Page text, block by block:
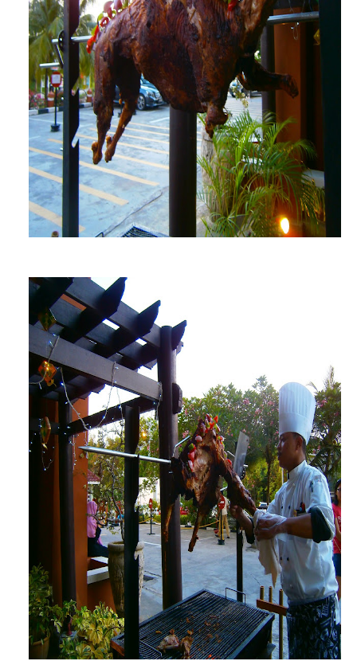
Abg Chef tengah potong tu hu hu hu sabar tunggu
Sedia untuk anda...